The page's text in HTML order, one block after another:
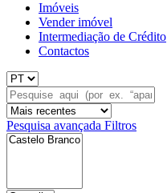
Imóveis
Vender imóvel
Intermediação de Crédito
Contactos
Pesquisa avançada Filtros